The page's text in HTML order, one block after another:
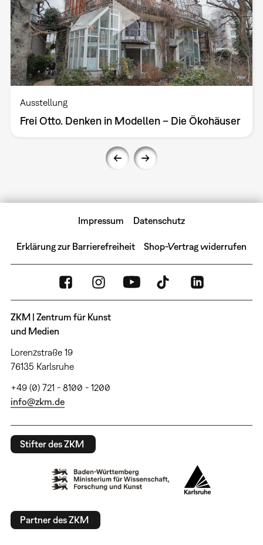
Ausstellung
Frei Otto. Denken in Modellen – Die Ökohäuser
Impressum Datenschutz
Erklärung zur Barrierefreiheit Shop-Vertrag widerrufen
ZKM | Zentrum für Kunst
und Medien
Lorenzstraße 19
76135 Karlsruhe
+49 (0) 721 - 8100 - 1200
info@zkm.de
Stifter des ZKM
Partner des ZKM